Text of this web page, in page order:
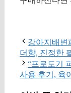
강아지배변
더향, 진정한
“프로도기
사용 후기, 육